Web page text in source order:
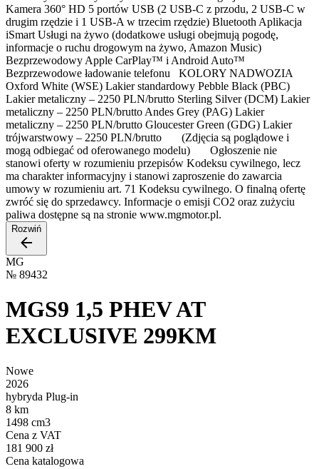
Kamera 360° HD 5 portów USB (2 USB-C z przodu, 2 USB-C w
drugim rzędzie i 1 USB-A w trzecim rzędzie) Bluetooth Aplikacja
iSmart Usługi na żywo (dodatkowe usługi obejmują pogodę,
informacje o ruchu drogowym na żywo, Amazon Music)
Bezprzewodowy Apple CarPlay™ i Android Auto™
Bezprzewodowe ładowanie telefonu KOLORY NADWOZIA
Oxford White (WSE) Lakier standardowy Pebble Black (PBC)
Lakier metaliczny – 2250 PLN/brutto Sterling Silver (DCM) Lakier
metaliczny – 2250 PLN/brutto Andes Grey (PAG) Lakier
metaliczny – 2250 PLN/brutto Gloucester Green (GDG) Lakier
trójwarstwowy – 2250 PLN/brutto (Zdjęcia są poglądowe i
mogą odbiegać od oferowanego modelu) Ogłoszenie nie
stanowi oferty w rozumieniu przepisów Kodeksu cywilnego, lecz
ma charakter informacyjny i stanowi zaproszenie do zawarcia
umowy w rozumieniu art. 71 Kodeksu cywilnego. O finalną ofertę
zwróć się do sprzedawcy. Informacje o emisji CO2 oraz zużyciu
paliwa dostępne są na stronie www.mgmotor.pl.
Rozwiń
MG
№ 89432
MGS9 1,5 PHEV AT
EXCLUSIVE 299KM
Nowe
2026
hybryda Plug-in
8 km
1498 cm3
Cena z VAT
181 900 zł
Cena katalogowa